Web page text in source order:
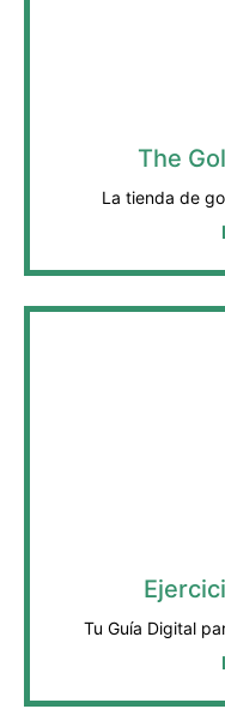
The
La tienda de
Tu Guía Digital